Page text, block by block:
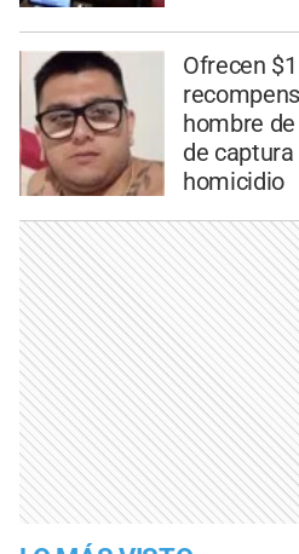
Ofrecen
hombre
de
homicidio